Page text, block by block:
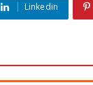
Linkedin